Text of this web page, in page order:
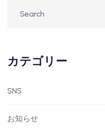
カテゴリー
SNS
お知らせ